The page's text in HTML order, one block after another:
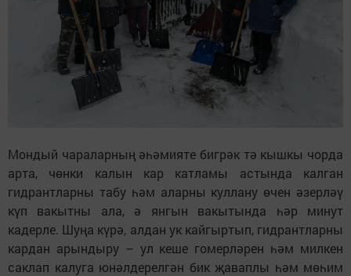
Мондый чараларның әһәмияте бигрәк тә кышкы чорда
арта, чөнки калын кар катламы астында калган
гидрантларны табу һәм аларны куллану өчен әзерләү
күп вакытны ала, ә янгын вакытында һәр минут
кадерле. Шуңа күрә, алдан ук кайгыртып, гидрантларны
кардан арындыру – ул кеше гомерләрен һәм милкен
саклап калуга юнәлдерелгән бик җаваплы һәм мөһим